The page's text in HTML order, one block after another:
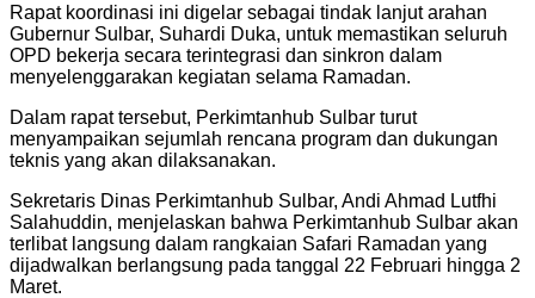
Rapat koordinasi ini digelar sebagai tindak lanjut arahan
Gubernur Sulbar, Suhardi Duka, untuk memastikan seluruh
OPD bekerja secara terintegrasi dan sinkron dalam
menyelenggarakan kegiatan selama Ramadan.
Dalam rapat tersebut, Perkimtanhub Sulbar turut
menyampaikan sejumlah rencana program dan dukungan
teknis yang akan dilaksanakan.
Sekretaris Dinas Perkimtanhub Sulbar, Andi Ahmad Lutfhi
Salahuddin, menjelaskan bahwa Perkimtanhub Sulbar akan
terlibat langsung dalam rangkaian Safari Ramadan yang
dijadwalkan berlangsung pada tanggal 22 Februari hingga 2
Maret.